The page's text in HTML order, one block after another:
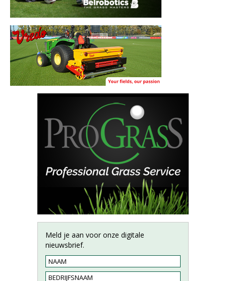
Meld je aan voor onze digitale
nieuwsbrief.